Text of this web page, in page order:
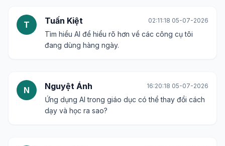
T Tuấn Kiệt 02:11:18 05-07-2026
Tìm hiểu AI để hiểu rõ hơn về các công cụ tôi
đang dùng hàng ngày.
N Nguyệt Ánh 16:20:18 05-07-2026
Ứng dụng AI trong giáo dục có thể thay đổi cách
dạy và học ra sao?